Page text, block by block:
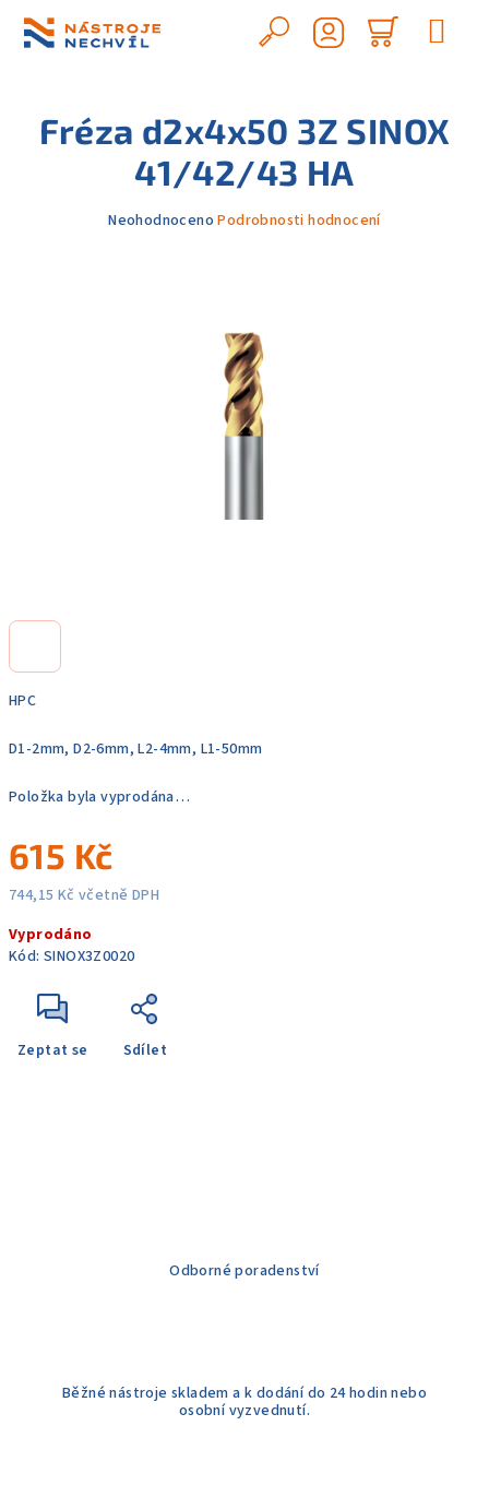
obsah
Hledat
košík
HPC
D1-2mm, D2-6mm, L2-4mm, L1-50mm
Položka byla vyprodána…
615 Kč
744,15 Kč včetně DPH
cena:
Vyprodáno
Kód: SINOX3Z0020
Zeptat se Sdílet
Fréza d2x4x50 3Z SINOX
41/42/43 HA
Průměrné
Neohodnoceno Podrobnosti hodnocení
Odborné poradenství
Běžné nástroje skladem a k dodání do 24 hodin nebo
osobní vyzvednutí.